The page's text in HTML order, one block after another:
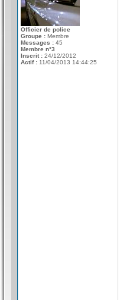
Officier de police
Groupe : Membre
Messages : 45
Membre n°3
Inscrit : 24/12/2012
Actif : 11/04/2013 14:44:25